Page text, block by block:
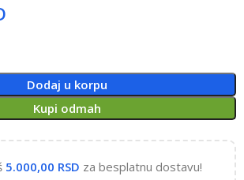
Dodaj u korpu
Kupi odmah
5.000,00 RSD za besplatnu dostavu!